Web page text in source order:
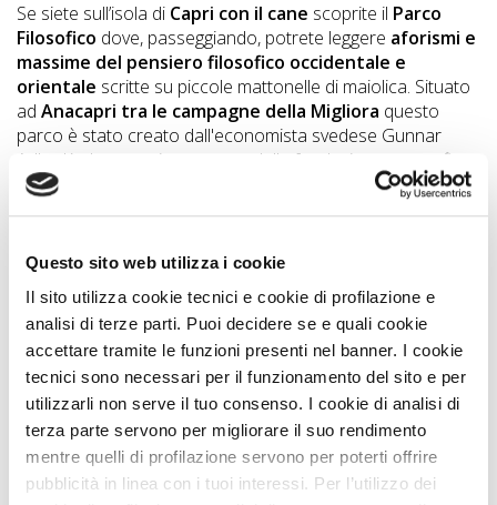
Questo sito web utilizza i cookie
Il sito utilizza cookie tecnici e cookie di profilazione e
analisi di terze parti. Puoi decidere se e quali cookie
accettare tramite le funzioni presenti nel banner. I cookie
tecnici sono necessari per il funzionamento del sito e per
utilizzarli non serve il tuo consenso. I cookie di analisi di
terza parte servono per migliorare il suo rendimento
mentre quelli di profilazione servono per poterti offrire
pubblicità in linea con i tuoi interessi. Per l’utilizzo dei
DOG
INFO
A
DOG
CHIEDI
CODICE
SCONTO
Video
Tutorial
Se siete sull’isola di Capri con il cane scoprite il Parco
Filosofico dove, passeggiando, potrete leggere aforismi e
massime del pensiero filosofico occidentale e
orientale scritte su piccole mattonelle di maiolica. Situato
ad Anacapri tra le campagne della Migliora questo
parco è stato creato dall'economista svedese Gunnar
Adler Karlsson e viene curato dalla fondazione no-profit
Adler-Ehrnford- Karlsson, creata proprio con l'obiettivo di
preservare il luogo. Accanto al Parco Filosofico, alla fine di
Per arrivare è necessario prendere l’autobus per Anacapri
piazza Caprile. Da qui, prendere la strada per il “Belvedere
di Migliora”, dove si trova il parco. La passeggiata per
arrivare è di circa mezz’ora a piedi. Per chi visita il Parco
Filosofico di Anacapri con il cane si ricorda che sono
necessari guinzaglio e museruola e si richiede di
rispettare tutte le norme che la passeggiata può richiedere.
Per informazioni e scaricare la mappa visita il
sito:www.philosophicalpark.com